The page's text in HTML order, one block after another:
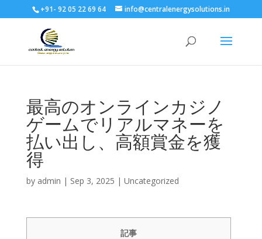
+91- 92 05 22 69 64 info@centralenergysolutions.in
最高のオンラインカジノ
ゲームでリアルマネーを
払い出し、高額賞金を獲
得
by admin | Sep 3, 2025 | Uncategorized
記事